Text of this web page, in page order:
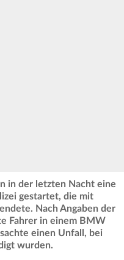
in der letzten Nacht eine
gestartet, die mit
Nach Angaben der
Fahrer in einem BMW
einen Unfall, bei
wurden.